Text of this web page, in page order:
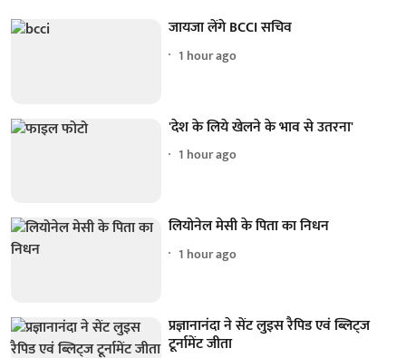
जायजा लेंगे BCCI सचिव
1 hour ago
'देश के लिये खेलने के भाव से उतरना'
1 hour ago
लियोनेल मेसी के पिता का निधन
1 hour ago
प्रज्ञानानंदा ने सेंट लुइस रैपिड एवं ब्लिट्ज
टूर्नामेंट जीता